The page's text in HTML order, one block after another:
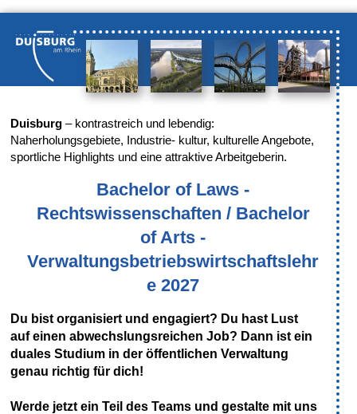
Duisburg – kontrastreich und lebendig:
Naherholungsgebiete, Industrie- kultur, kulturelle Angebote,
sportliche Highlights und eine attraktive Arbeitgeberin.
Bachelor of Laws -
Rechtswissenschaften / Bachelor
of Arts -
Verwaltungsbetriebswirtschaftslehr
e 2027
Du bist organisiert und engagiert? Du hast Lust
auf einen abwechslungsreichen Job? Dann ist ein
duales Studium in der öffentlichen Verwaltung
genau richtig für dich!
Werde jetzt ein Teil des Teams und gestalte mit uns